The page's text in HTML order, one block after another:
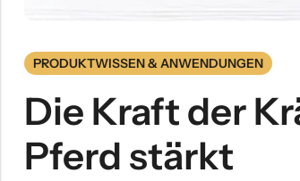
PRODUKTWISSEN & ANWENDUNGEN
Die Kraft der
Pferd stärkt